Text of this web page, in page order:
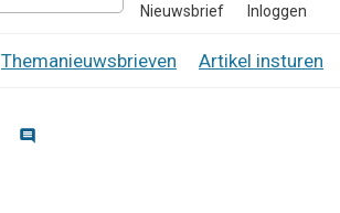
Nieuwsbrief Inloggen
Themanieuwsbrieven Artikel insturen